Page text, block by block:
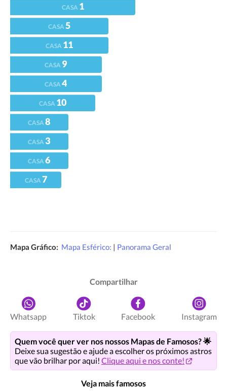
CASA 1
CASA5
CASA 11
CASA 9
CASA4
CASA 10
CASA8
CASA 3
CASA6
CASA7
Mapa Gráfico: Mapa Esférico: | Panorama Geral
Compartilhar
Whatsapp Tiktok Facebook Instagram
Quem você quer ver nos nossos Mapas de Famosos? 🌟
Deixe sua sugestão e ajude a escolher os próximos astros
que vão brilhar por aqui! Clique aqui e nos conte!
Veja mais famosos